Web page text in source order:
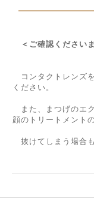
＜ご確認ください
コンタクトレンズ
ください。
また、まつげのエ
顔のトリートメント
抜けてしまう場合